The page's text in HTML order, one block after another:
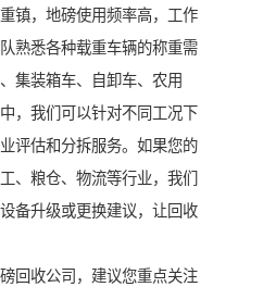
镇，地磅使用频率高，工作
熟悉各种载重车辆的称重需
集装箱车、自卸车、农用
，我们可以针对不同工况下
评估和分拆服务。如果您的
、粮仓、物流等行业，我们
备升级或更换建议，让回收
回收公司，建议您重点关注